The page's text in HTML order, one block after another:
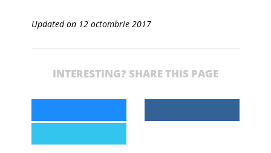
Updated on 12 octombrie 2017
INTERESTING? SHARE THIS PAGE